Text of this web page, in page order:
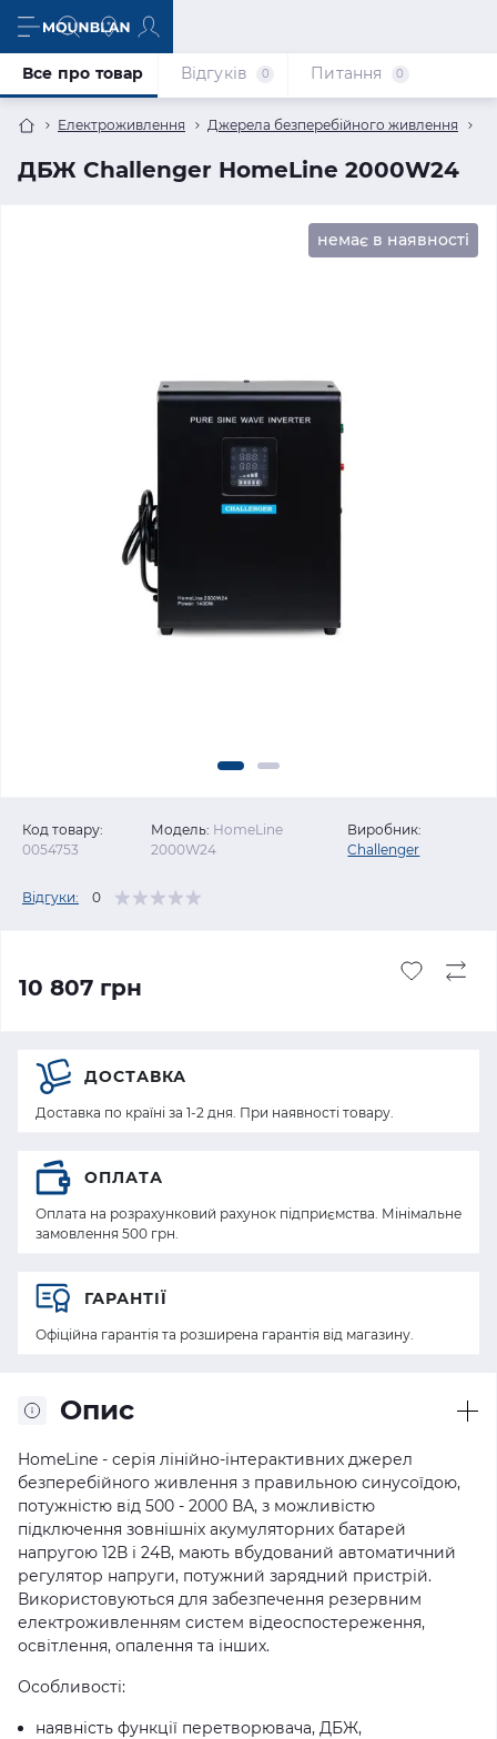
Електроживлення Джерела безперебійного живлення
ДБЖ Challenger HomeLine 2000W24
Все про товар Відгуків 0 Питання 0
немає в наявності
Код товару:
0054753
Модель: HomeLine
2000W24
Виробник:
Challenger
Відгуки: 0
10 807 грн
Опис
HomeLine - серія лінійно-інтерактивних джерел
безперебійного живлення з правильною синусоїдою,
потужністю від 500 - 2000 ВА, з можливістю
підключення зовнішніх акумуляторних батарей
напругою 12В і 24В, мають вбудований автоматичний
регулятор напруги, потужний зарядний пристрій.
Використовуються для забезпечення резервним
електроживленням систем відеоспостереження,
освітлення, опалення та інших.
Особливості:
наявність функції перетворювача, ДБЖ,
ДОСТАВКА
Доставка по країні за 1-2 дня. При наявності товару.
ОПЛАТА
Оплата на розрахунковий рахунок підприємства. Мінімальне
замовлення 500 грн.
ГАРАНТІЇ
Офіційна гарантія та розширена гарантія від магазину.